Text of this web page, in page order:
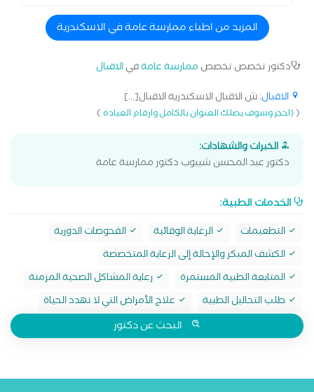
المزيد من اطباء ممارسة عامة في الاسكندرية
دكتور تخصص تخصص ممارسة عامةفيالاقبال
الاقبال: ش الاقبال الاسكندرية الاقبال[...]
((احجز وسوف يصلك العنوان بالكامل وارقام العيادة)
الخبرات والشهادات:
دكتور عبد المحسن شيبوب دكتور ممارسة عامة
الخدمات الطبية:
التطعيمات الرعاية الوقائية
الفحوصات الدورية
الكشف المبكر والإحالة إلى الرعاية المتخصصة
المتابعة الطبية المستمرة
رعاية المشاكل الصحية المزمنة
طلب التحاليل الطبية
علاج الأمراض التي لا تهدد الحياة
البحث عن دكتور